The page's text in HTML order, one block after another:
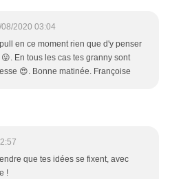
08/2020 03:04
en ce moment rien que d'y penser
En tous les cas tes granny sont
😍. Bonne matinée. Françoise
que tes idées se fixent, avec
!